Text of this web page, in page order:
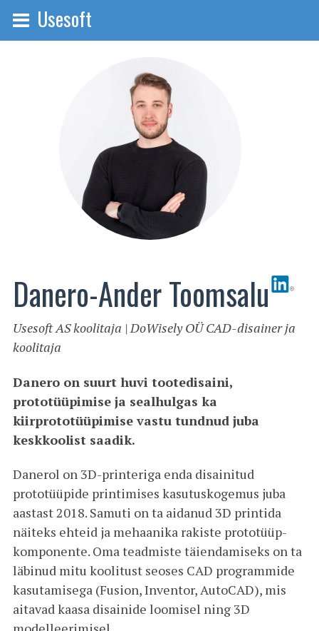
Usesoft
Danero-Ander Toomsalu
Usesoft AS koolitaja | DoWisely OÜ CAD-disainer ja
koolitaja
Danero on suurt huvi tootedisaini,
prototüüpimise ja sealhulgas ka
kiirprototüüpimise vastu tundnud juba
keskkoolist saadik.
Danerol on 3D-printeriga enda disainitud
prototüüpide printimises kasutuskogemus juba
aastast 2018. Samuti on ta aidanud 3D printida
näiteks ehteid ja mehaanika rakiste prototüüp-
komponente. Oma teadmiste täiendamiseks on ta
läbinud mitu koolitust seoses CAD programmide
kasutamisega (Fusion, Inventor, AutoCAD), mis
aitavad kaasa disainide loomisel ning 3D